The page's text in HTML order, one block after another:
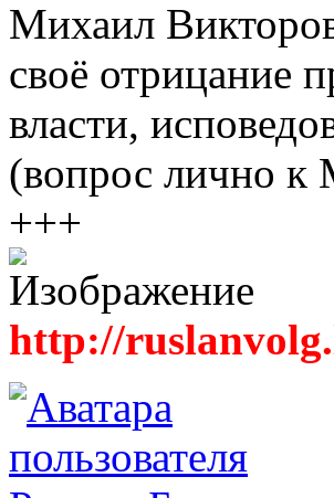
Михаил
своё отрицание
власти,
(вопрос лично к
+++
http://